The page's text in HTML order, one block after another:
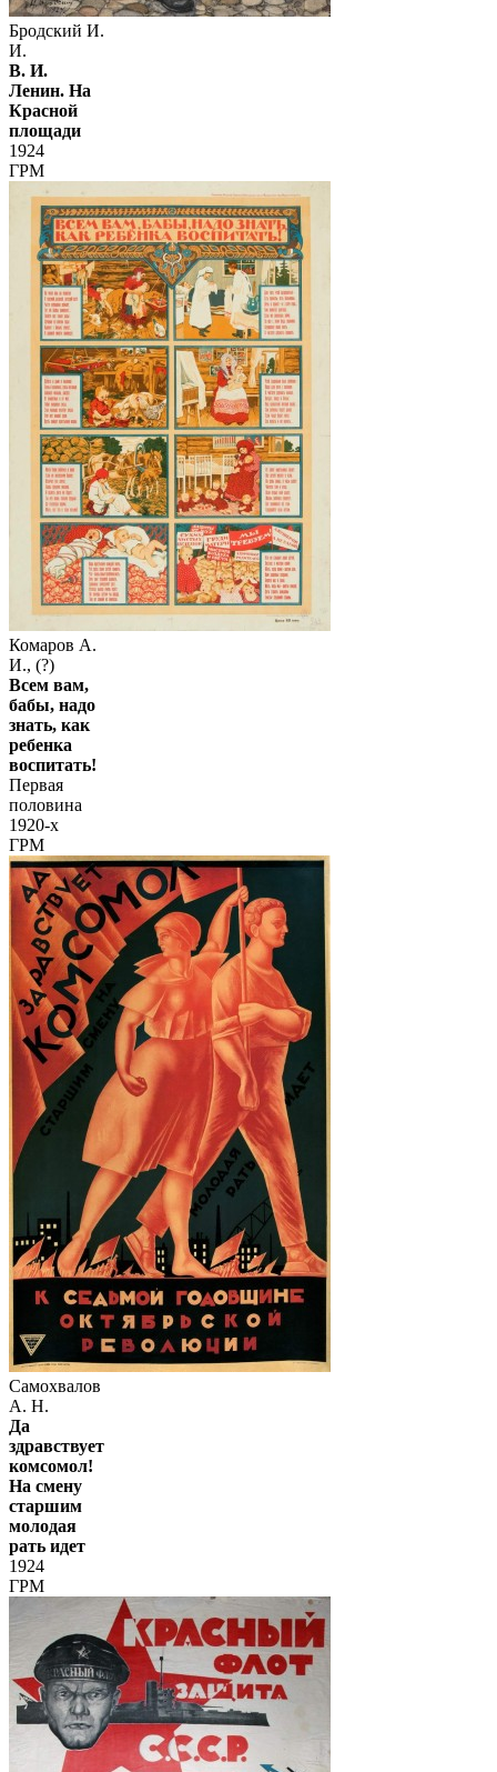
Бродский И.
И.
В. И.
Ленин. На
Красной
площади
1924
ГРМ
Комаров А.
И., (?)
Всем вам,
бабы, надо
знать, как
ребенка
воспитать!
Первая
половина
1920-х
ГРМ
Самохвалов
А. Н.
Да
здравствует
комсомол!
На смену
старшим
молодая
рать идет
1924
ГРМ